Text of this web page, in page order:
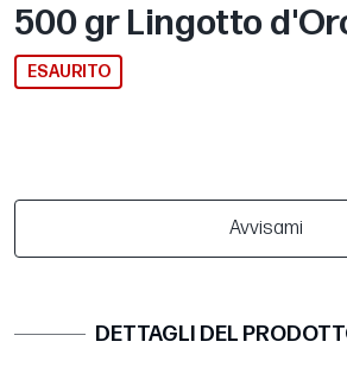
500 gr Lingotto
ESAURITO
Avvisami
DETTAGLI DEL